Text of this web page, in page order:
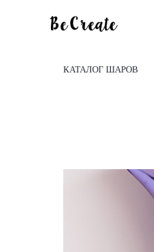
КАТАЛОГ ШАРОВ